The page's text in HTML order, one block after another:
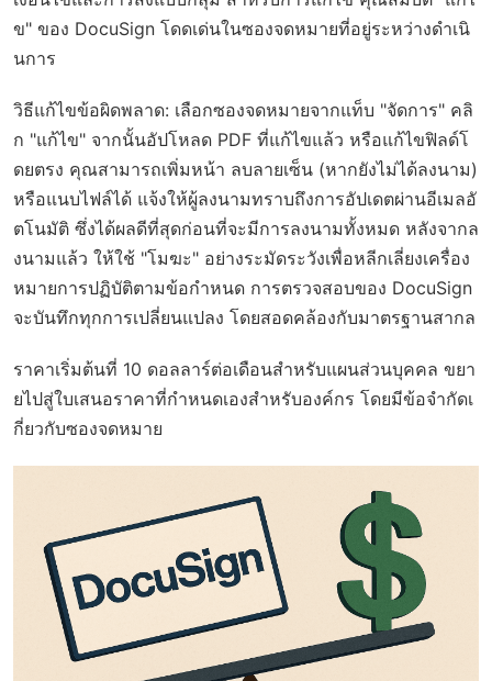
ข" ของ DocuSign โดดเด่นในซองจดหมายที่อยู่ระหว่างดำเนิ
นการ
วิธีแก้ไขข้อผิดพลาด: เลือกซองจดหมายจากแท็บ "จัดการ" คลิ
ก "แก้ไข" จากนั้นอัปโหลด PDF ที่แก้ไขแล้ว หรือแก้ไขฟิลด์โ
ดยตรง คุณสามารถเพิ่มหน้า ลบลายเซ็น (หากยังไม่ได้ลงนาม)
หรือแนบไฟล์ได้ แจ้งให้ผู้ลงนามทราบถึงการอัปเดตผ่านอีเมลอั
ตโนมัติ ซึ่งได้ผลดีที่สุดก่อนที่จะมีการลงนามทั้งหมด หลังจากล
งนามแล้ว ให้ใช้ "โมฆะ" อย่างระมัดระวังเพื่อหลีกเลี่ยงเครื่อง
หมายการปฏิบัติตามข้อกำหนด การตรวจสอบของ DocuSign
จะบันทึกทุกการเปลี่ยนแปลง โดยสอดคล้องกับมาตรฐานสากล
ราคาเริ่มต้นที่ 10 ดอลลาร์ต่อเดือนสำหรับแผนส่วนบุคคล ขยา
ยไปสู่ใบเสนอราคาที่กำหนดเองสำหรับองค์กร โดยมีข้อจำกัดเ
กี่ยวกับซองจดหมาย